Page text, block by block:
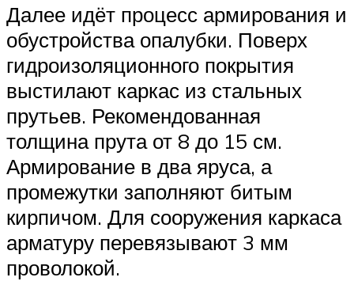
Далее идёт процесс армирования и
обустройства опалубки. Поверх
гидроизоляционного покрытия
выстилают каркас из стальных
прутьев. Рекомендованная
толщина прута от 8 до 15 см.
Армирование в два яруса, а
промежутки заполняют битым
кирпичом. Для сооружения каркаса
арматуру перевязывают 3 мм
проволокой.